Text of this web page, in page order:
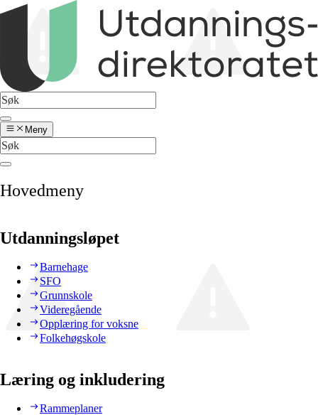
Meny
Hovedmeny
Utdanningsløpet
Barnehage
SFO
Grunnskole
Videregående
Opplæring for voksne
Folkehøgskole
Læring og inkludering
Rammeplaner